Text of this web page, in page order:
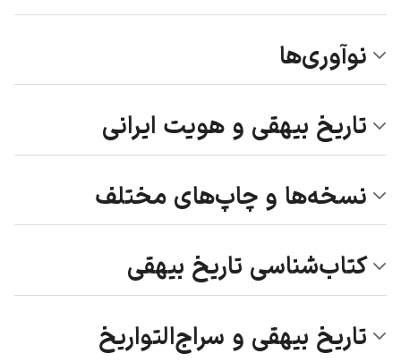
نوآوری‌ها
تاریخ بیهقی و هویت ایرانی
نسخه‌ها و چاپ‌های مختلف
کتاب‌شناسی تاریخ بیهقی
تاریخ بیهقی و سراج‌التواریخ